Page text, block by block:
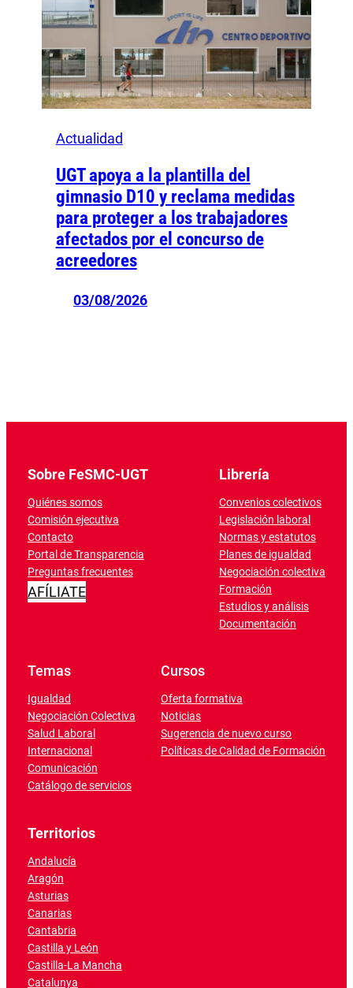
Actualidad
UGT apoya a la plantilla del
gimnasio D10 y reclama medidas
para proteger a los trabajadores
afectados por el concurso de
acreedores
03/08/2026
Sobre FeSMC-UGT
Quiénes somos
Comisión ejecutiva
Contacto
Portal de Transparencia
Preguntas frecuentes
AFÍLIATE
Librería
Convenios colectivos
Legislación laboral
Normas y estatutos
Planes de igualdad
Negociación colectiva
Formación
Estudios y análisis
Documentación
Temas
Igualdad
Negociación Colectiva
Salud Laboral
Internacional
Comunicación
Catálogo de servicios
Cursos
Oferta formativa
Noticias
Sugerencia de nuevo curso
Políticas de Calidad de Formación
Territorios
Andalucía
Aragón
Asturias
Canarias
Cantabria
Castilla y León
Castilla-La Mancha
Catalunya